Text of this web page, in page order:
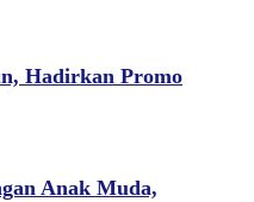
Hadirkan Promo
Anak Muda,